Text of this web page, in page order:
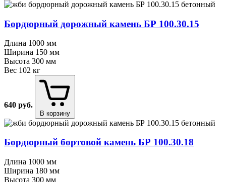
Бордюрный дорожный камень БР 100.30.15
Длина 1000 мм
Ширина 150 мм
Высота 300 мм
Вес 102 кг
640 руб.
В корзину
Бордюрный бортовой камень БР 100.30.18
Длина 1000 мм
Ширина 180 мм
Высота 300 мм